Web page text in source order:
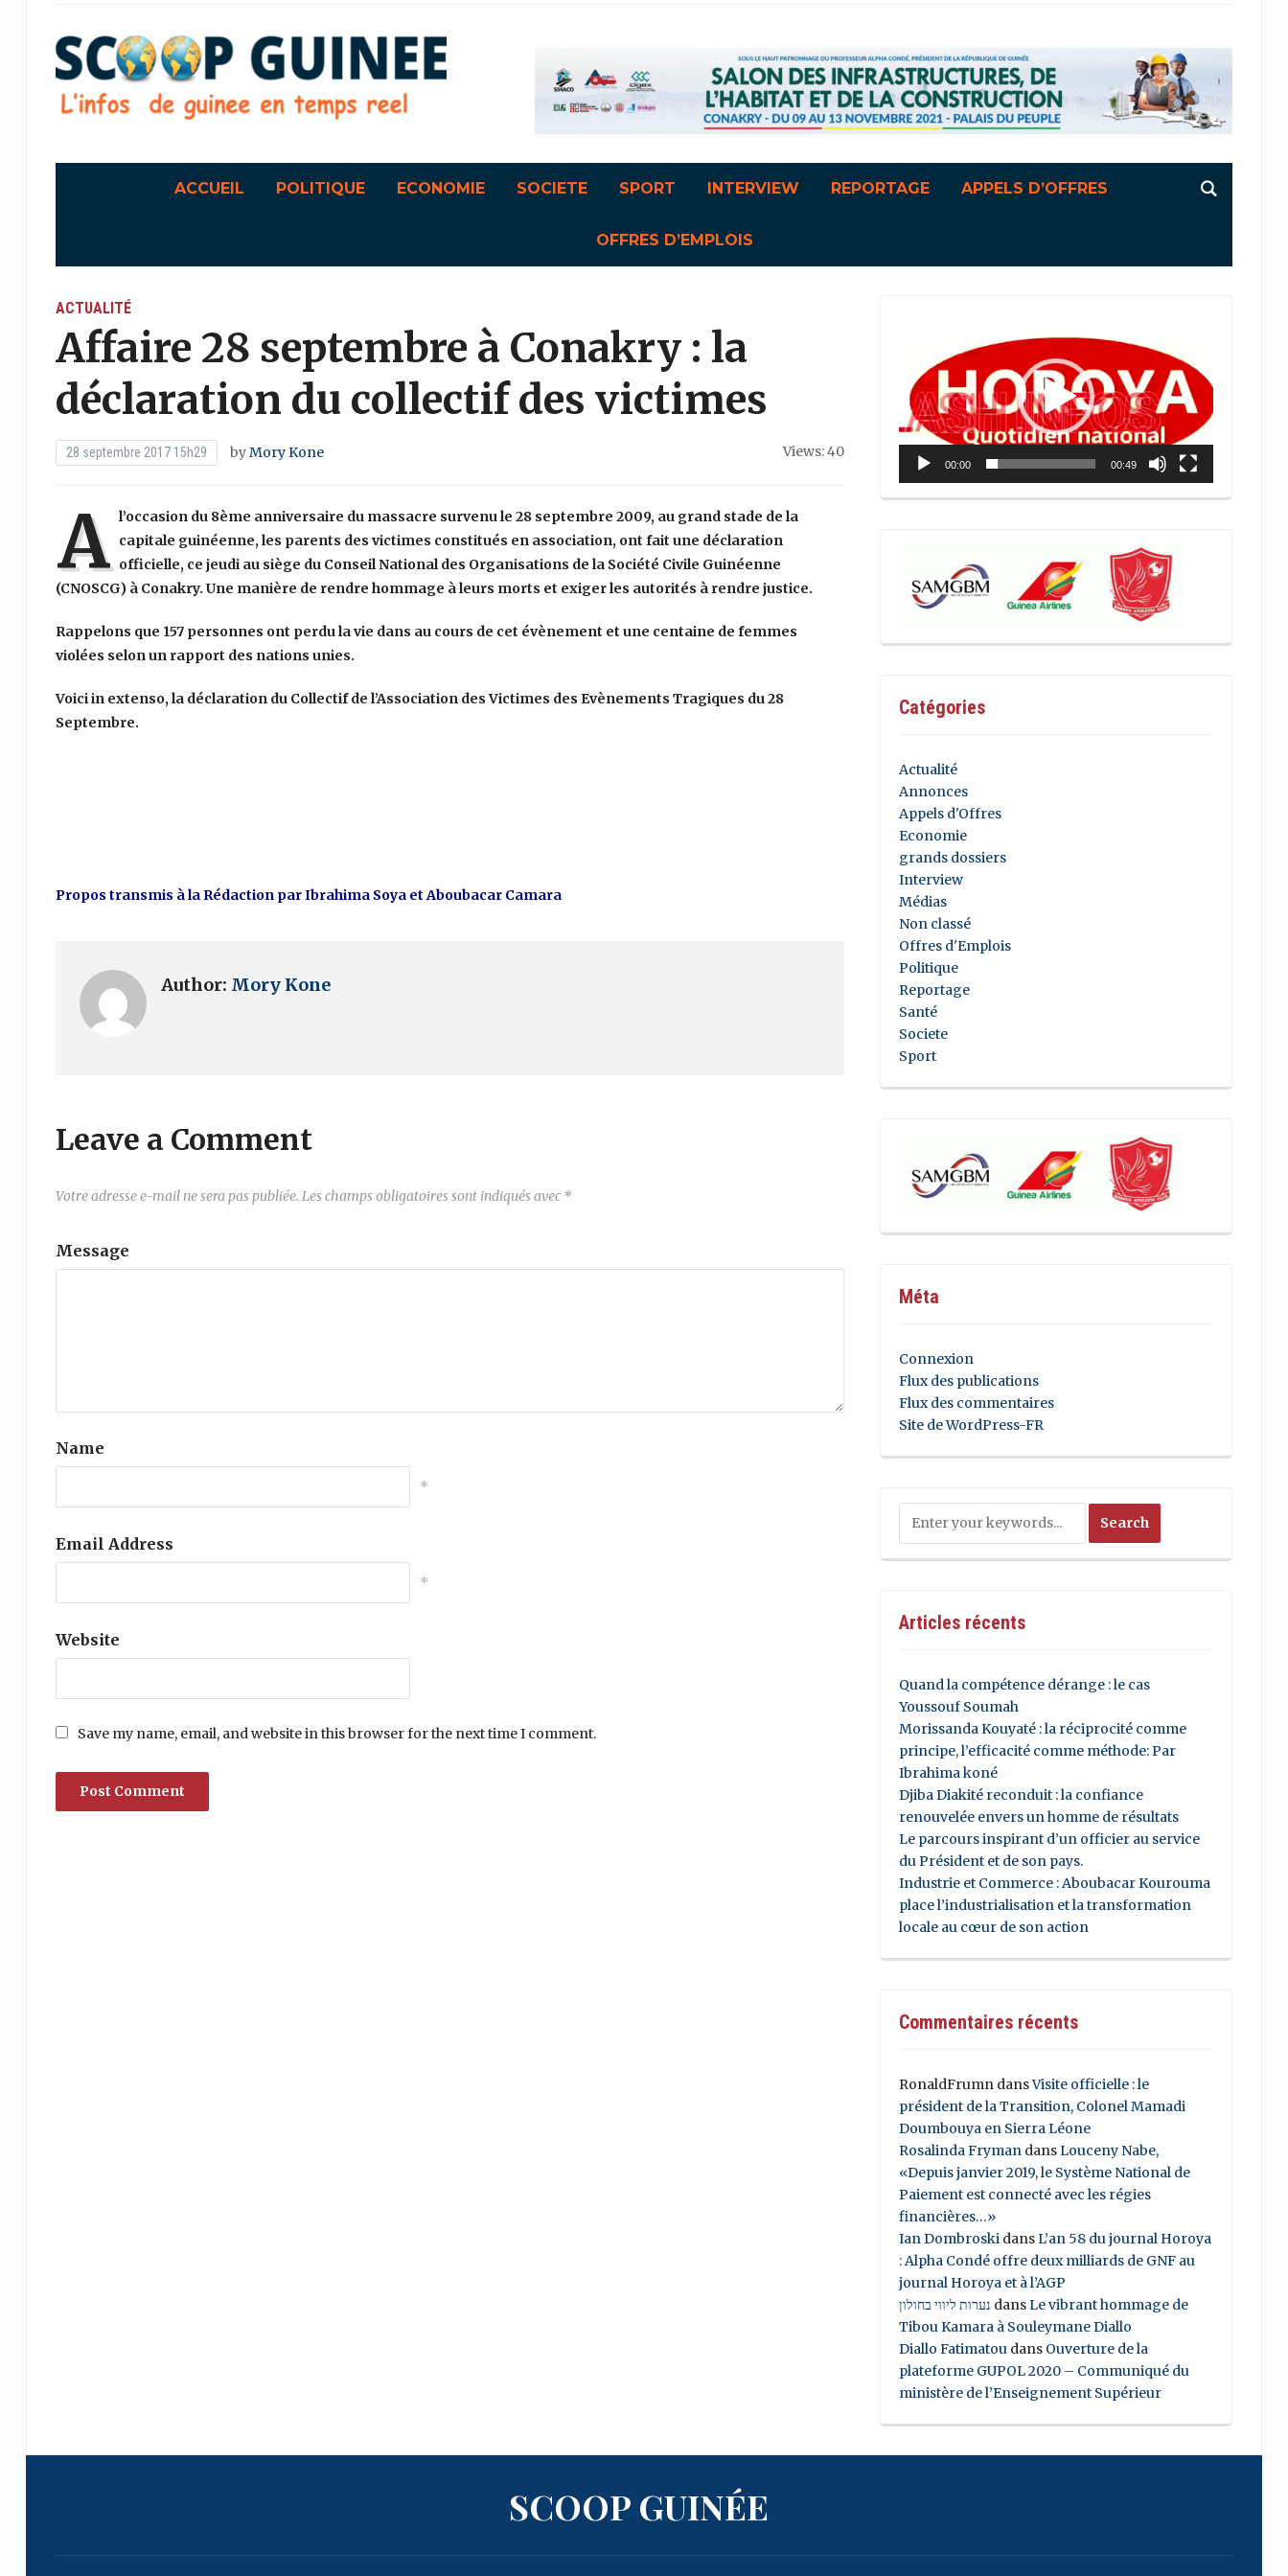
ACCUEIL POLITIQUE ECONOMIE SOCIETE SPORT INTERVIEW REPORTAGE APPELS D’OFFRES
OFFRES D’EMPLOIS
ACTUALITÉ
Affaire 28 septembre à Conakry : la
déclaration du collectif des victimes
28 septembre 2017 15h29 byMory Kone Views: 40
A l’occasion du 8ème anniversaire du massacre survenu le 28 septembre 2009, au grand stade de la
capitale guinéenne, les parents des victimes constitués en association, ont fait une déclaration
officielle, ce jeudi au siège du Conseil National des Organisations de la Société Civile Guinéenne
(CNOSCG) à Conakry. Une manière de rendre hommage à leurs morts et exiger les autorités à rendre justice.
Rappelons que 157 personnes ont perdu la vie dans au cours de cet évènement et une centaine de femmes
violées selon un rapport des nations unies.
Voici in extenso, la déclaration du Collectif de l’Association des Victimes des Evènements Tragiques du 28
Septembre.
Propos transmis à la Rédaction par Ibrahima Soya et Aboubacar Camara
Author: Mory Kone
Leave a Comment
Votre adresse e-mail ne sera pas publiée. Les champs obligatoires sont indiqués avec *
Message
Name
*
Email Address
*
Website
Save my name, email, and website in this browser for the next time I comment.
00:00 00:49
Catégories
Actualité
Annonces
Appels d'Offres
Economie
grands dossiers
Interview
Médias
Non classé
Offres d'Emplois
Politique
Reportage
Santé
Societe
Sport
Méta
Connexion
Flux des publications
Flux des commentaires
Site de WordPress-FR
Articles récents
Quand la compétence dérange : le cas
Youssouf Soumah
Morissanda Kouyaté : la réciprocité comme
principe, l’efficacité comme méthode: Par
Ibrahima koné
Djiba Diakité reconduit : la confiance
renouvelée envers un homme de résultats
Le parcours inspirant d’un officier au service
du Président et de son pays.
Industrie et Commerce : Aboubacar Kourouma
place l’industrialisation et la transformation
locale au cœur de son action
Commentaires récents
RonaldFrumndansVisite officielle : le
président de la Transition, Colonel Mamadi
Doumbouya en Sierra Léone
Rosalinda FrymandansLouceny Nabe,
«Depuis janvier 2019, le Système National de
Paiement est connecté avec les régies
financières…»
Ian DombroskidansL’an 58 du journal Horoya
: Alpha Condé offre deux milliards de GNF au
journal Horoya et à l’AGP
נערות ליווי בחולון dansLe vibrant hommage de
Tibou Kamara à Souleymane Diallo
Diallo Fatimatoudans Ouverture de la
plateforme GUPOL 2020 – Communiqué du
ministère de l’Enseignement Supérieur
SCOOP GUINÉE